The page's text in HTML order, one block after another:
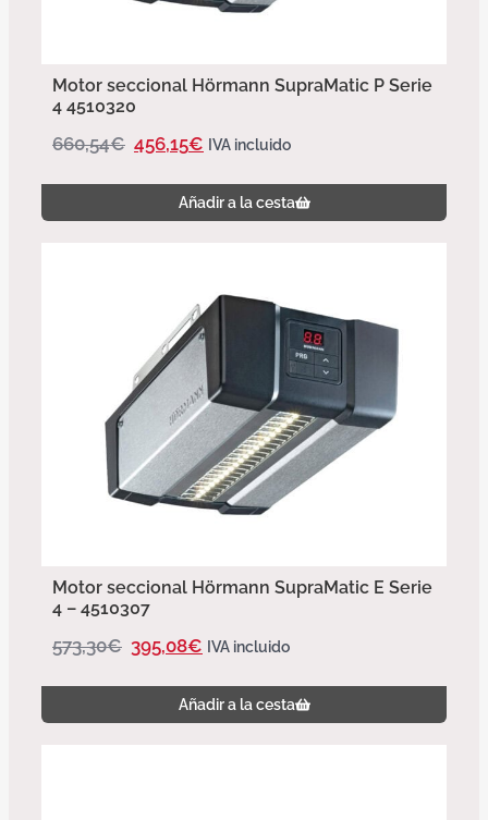
Motor seccional Hörmann SupraMatic P Serie
4 4510320
660,54€ 456,15€ IVA incluido
Añadir a la cesta
Motor seccional Hörmann SupraMatic E Serie
4 – 4510307
573,30€ 395,08€ IVA incluido
Añadir a la cesta